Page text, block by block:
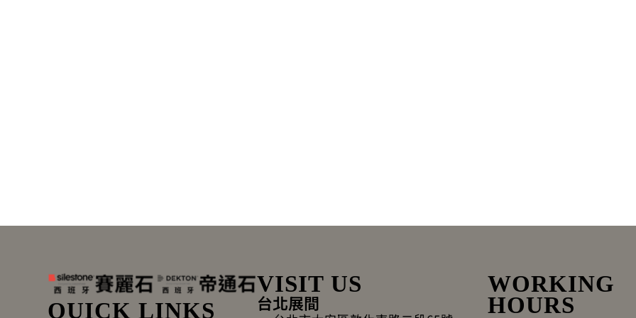
QUICK LINKS
VISIT US
台北展間
WORKING
HOURS